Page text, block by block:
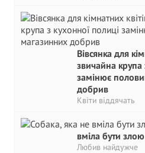
Вівсянка для
звичайна крупа
замінює
добрив
Квіти віддячать
вміла бути злою
Любив найдужче